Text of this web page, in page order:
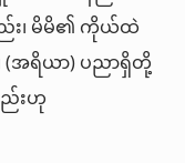
၊ မိမိ၏ ကိုယ်ထဲ
အရိယာ) ပညာရှိတို့
းဟု